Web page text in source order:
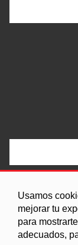
Usamos
mejorar tu
para
adecuados,